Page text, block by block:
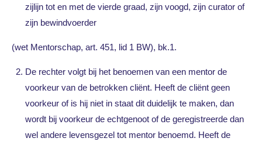
zijlijn tot en met de vierde graad, zijn voogd, zijn curator of
zijn bewindvoerder
(wet Mentorschap, art. 451, lid 1 BW), bk.1.
De rechter volgt bij het benoemen van een mentor de
voorkeur van de betrokken cliënt. Heeft de cliënt geen
voorkeur of is hij niet in staat dit duidelijk te maken, dan
wordt bij voorkeur de echtgenoot of de geregistreerde dan
wel andere levensgezel tot mentor benoemd. Heeft de